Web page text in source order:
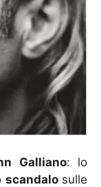
Galliano: lo
scandalosulle